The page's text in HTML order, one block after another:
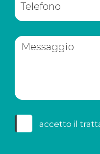
accetto il